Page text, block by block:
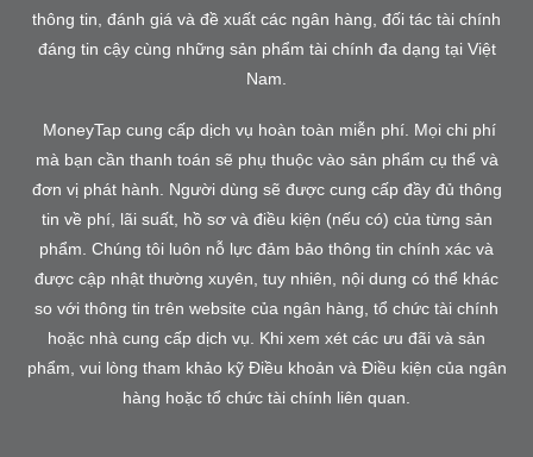
thông tin, đánh giá và đề xuất các ngân hàng, đối tác tài chính
đáng tin cậy cùng những sản phẩm tài chính đa dạng tại Việt
Nam.
MoneyTap cung cấp dịch vụ hoàn toàn miễn phí. Mọi chi phí
mà bạn cần thanh toán sẽ phụ thuộc vào sản phẩm cụ thể và
đơn vị phát hành. Người dùng sẽ được cung cấp đầy đủ thông
tin về phí, lãi suất, hồ sơ và điều kiện (nếu có) của từng sản
phẩm. Chúng tôi luôn nỗ lực đảm bảo thông tin chính xác và
được cập nhật thường xuyên, tuy nhiên, nội dung có thể khác
so với thông tin trên website của ngân hàng, tổ chức tài chính
hoặc nhà cung cấp dịch vụ. Khi xem xét các ưu đãi và sản
phẩm, vui lòng tham khảo kỹ Điều khoản và Điều kiện của ngân
hàng hoặc tổ chức tài chính liên quan.